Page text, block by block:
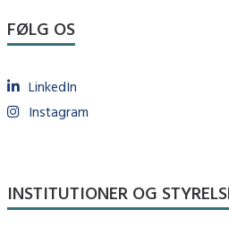
FØLG OS
LinkedIn
Instagram
INSTITUTIONER OG